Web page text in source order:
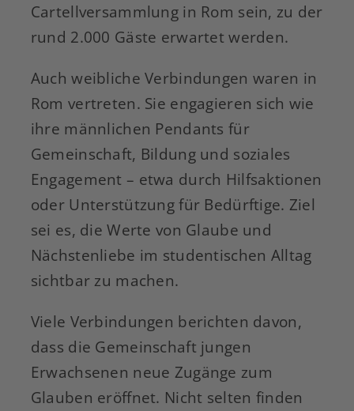
Cartellversammlung in Rom sein, zu der
rund 2.000 Gäste erwartet werden.
Auch weibliche Verbindungen waren in
Rom vertreten. Sie engagieren sich wie
ihre männlichen Pendants für
Gemeinschaft, Bildung und soziales
Engagement – etwa durch Hilfsaktionen
oder Unterstützung für Bedürftige. Ziel
sei es, die Werte von Glaube und
Nächstenliebe im studentischen Alltag
sichtbar zu machen.
Viele Verbindungen berichten davon,
dass die Gemeinschaft jungen
Erwachsenen neue Zugänge zum
Glauben eröffnet. Nicht selten finden